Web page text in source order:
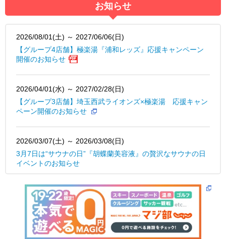
お知らせ
2026/08/01(土) ～ 2027/06/06(日)
【グループ4店舗】極楽湯『浦和レッズ』応援キャンペーン
開催のお知らせ
2026/04/01(水) ～ 2027/02/28(日)
【グループ3店舗】埼玉西武ライオンズ×極楽湯 応援キャン
ペーン開催のお知らせ
2026/03/07(土) ～ 2026/03/08(日)
3月7日は“サウナの日”『胡蝶蘭美容液』の贅沢なサウナの日
イベントのお知らせ
2025/08/01(金) ～ 2026/02/28(土)
【グループ4店舗】埼玉西武ライオンズ×極楽湯 応援キャン
ペーン開催のお知らせ